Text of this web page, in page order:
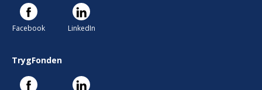
Facebook LinkedIn
TrygFonden